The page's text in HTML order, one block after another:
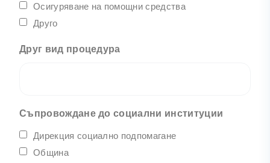
Осигуряване на помощни средства
Друго
Друг вид процедура
Съпровождане до социални институции
Дирекция социално подпомагане
Община